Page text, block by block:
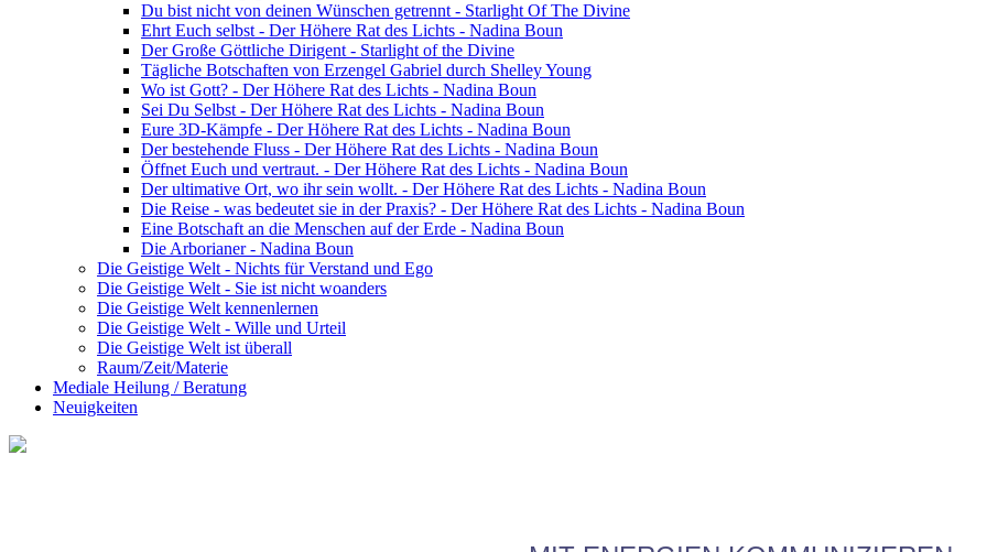
Du bist nicht von deinen Wünschen getrennt - Starlight Of The Divine
Ehrt Euch selbst - Der Höhere Rat des Lichts - Nadina Boun
Der Große Göttliche Dirigent - Starlight of the Divine
Tägliche Botschaften von Erzengel Gabriel durch Shelley Young
Wo ist Gott? - Der Höhere Rat des Lichts - Nadina Boun
Sei Du Selbst - Der Höhere Rat des Lichts - Nadina Boun
Eure 3D-Kämpfe - Der Höhere Rat des Lichts - Nadina Boun
Der bestehende Fluss - Der Höhere Rat des Lichts - Nadina Boun
Öffnet Euch und vertraut. - Der Höhere Rat des Lichts - Nadina Boun
Der ultimative Ort, wo ihr sein wollt. - Der Höhere Rat des Lichts - Nadina Boun
Die Reise - was bedeutet sie in der Praxis? - Der Höhere Rat des Lichts - Nadina Boun
Eine Botschaft an die Menschen auf der Erde - Nadina Boun
Die Arborianer - Nadina Boun
Die Geistige Welt - Nichts für Verstand und Ego
Die Geistige Welt - Sie ist nicht woanders
Die Geistige Welt kennenlernen
Die Geistige Welt - Wille und Urteil
Die Geistige Welt ist überall
Raum/Zeit/Materie
Mediale Heilung / Beratung
Neuigkeiten